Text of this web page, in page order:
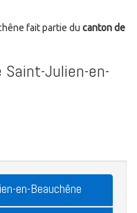
fait partie du canton de
Julien-en-
en-Beauchêne